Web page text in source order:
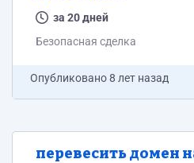
за 20 дней
Безопасная сделка
Опубликовано8 лет назад
перевесить домен